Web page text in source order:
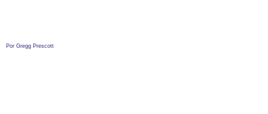
Por Gregg Prescott